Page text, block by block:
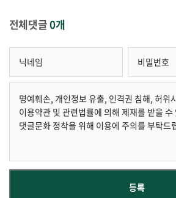
전체댓글0개